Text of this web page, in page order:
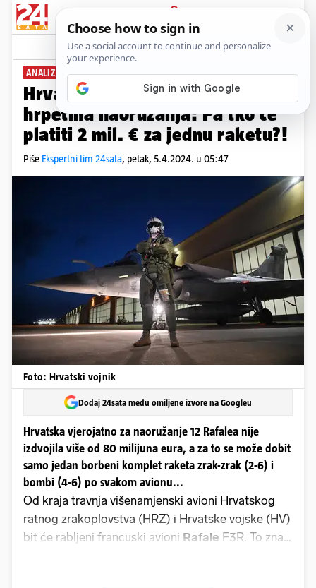
PRIJAVA
News Komentari
ANALIZA VOJNOG EKSPERTA PLUS+
Hrvatskim Rafaleima nedostaje
hrpetina naoružanja: Pa tko će
platiti 2 mil. € za jednu raketu?!
Piše Ekspertni tim 24sata, petak, 5.4.2024. u 05:47
Foto: Hrvatski vojnik
Dodaj 24sata među omiljene izvore na Googleu
Hrvatska vjerojatno za naoružanje 12 Rafalea nije
izdvojila više od 80 milijuna eura, a za to se može dobit
samo jedan borbeni komplet raketa zrak-zrak (2-6) i
bombi (4-6) po svakom avionu...
Od kraja travnja višenamjenski avioni Hrvatskog
ratnog zrakoplovstva (HRZ) i Hrvatske vojske (HV)
bit će rabljeni francuski avioni Rafale F3R. To znači